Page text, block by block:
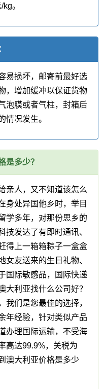
。
易损坏，邮寄前最好选
，增加缓冲以保证货物
泡膜或者气柱，封箱后
情况发生。
是多少？
亲人，又不知道该怎么
身处异国他乡时，举目
学多年，对那份思乡的
技发达了有即时通讯、
得上一箱箱粽子一盒盒
女友送来的生日礼物、
国际敏感品，国际快递
大利亚找什么公司好？
我们是您最佳的选择，
年经验，针对类似产品
办理国际运输，不受海
高达99.9%，关税为
澳大利亚价格是多少